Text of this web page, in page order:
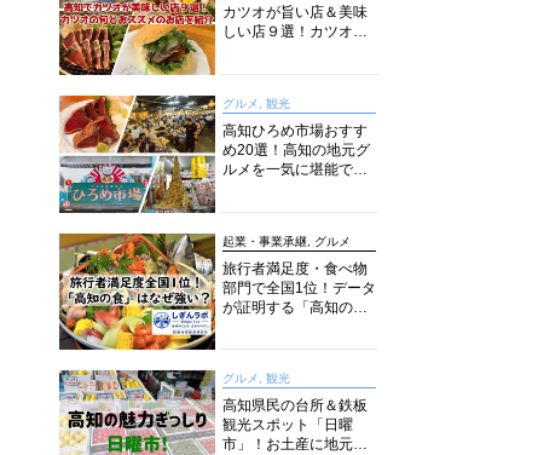
カツオが旨い店＆美味
しい店９選！カツオの
グルメ, 観光
高知ひろめ市場おすす
め20選！高知の地元グ
ルメを一気に堪能でき
起業・事業承継, グルメ
旅行者満足度・食べ物
部門で全国1位！データ
が証明する「高知の
グルメ, 観光
高知県民の台所＆鉄板
観光スポット「日曜
市」！お土産に地元野